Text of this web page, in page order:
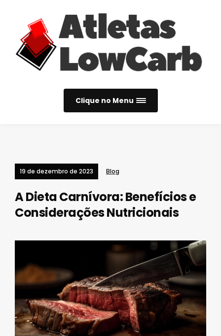
Clique no Menu
19 de dezembro de 2023 Blog
A Dieta Carnívora: Benefícios e
Considerações Nutricionais